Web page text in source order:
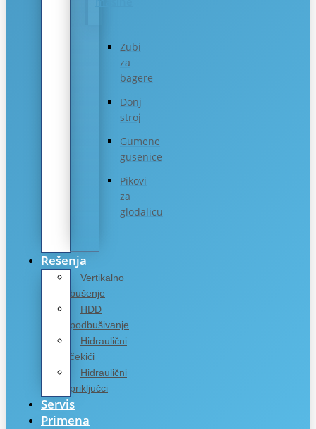
Zubi
za
bagere
Donj
stroj
Gumene
gusenice
Pikovi
za
glodalicu
Rešenja
Vertikalno
bušenje
HDD
podbušivanje
Hidraulični
čekići
Hidraulični
priključci
Servis
Primena